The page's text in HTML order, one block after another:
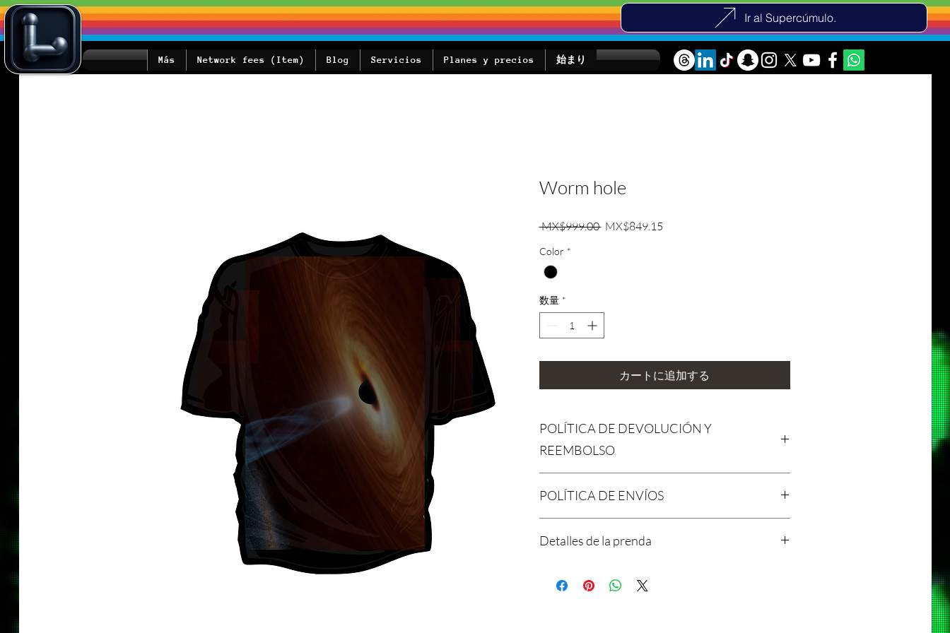
Ir al Supercúmulo.
始まり
Planes y precios
Servicios
Blog
Network fees (Item)
Más
Worm hole
MX$999.00 通常価格
MX$849.15セール価格
Color *
数量 *
カートに追加する
POLÍTICA DE DEVOLUCIÓN Y
REEMBOLSO
brindar productos/servicios de alta calidad y esperamos
por lo que hemos establecido una política de devolución
devoluciones ni cambios en nuestros productos/servicios.
POLÍTICA DE ENVÍOS
Agradecemos tu interés en nuestros productos/servicios
sobre nuestra política de envíos.
Detalles de la prenda
playera oversized con fascinantes detalles inspirados en el